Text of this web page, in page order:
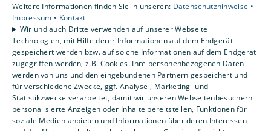
Gewerbekunden
Karriere
Unternehmen
Kontakt
Weitere Informationen finden Sie in unseren: Datenschutzhinweise •
Impressum • Kontakt
Wir und auch Dritte verwenden auf unserer Webseite
Technologien, mit Hilfe derer Informationen auf dem Endgerät
gespeichert werden bzw. auf solche Informationen auf dem Endgerät
zugegriffen werden, z.B. Cookies. Ihre personenbezogenen Daten
werden von uns und den eingebundenen Partnern gespeichert und
für verschiedene Zwecke, ggf. Analyse-, Marketing- und
Statistikzwecke verarbeitet, damit wir unseren Webseitenbesuchern
personalisierte Anzeigen oder Inhalte bereitstellen, Funktionen für
soziale Medien anbieten und Informationen über deren Interessen